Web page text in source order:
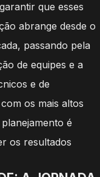
que esses
abrange desde o
passando pela
de equipes e a
e de
os mais altos
é
os resultados